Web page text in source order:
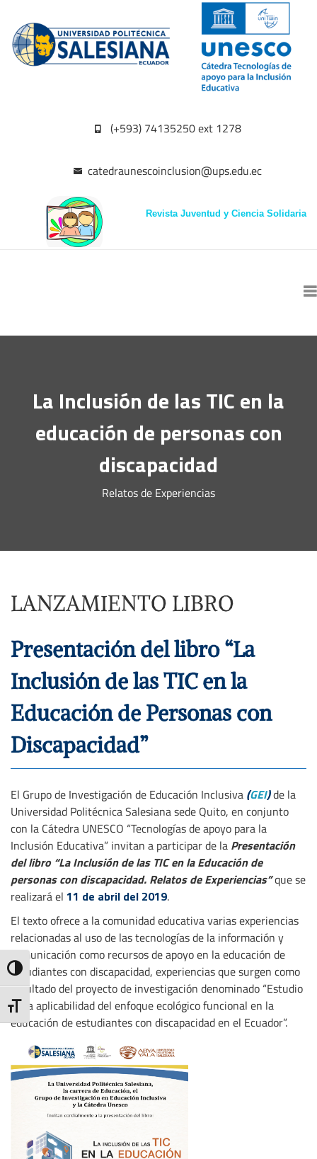
Toggle High Contrast
Toggle Font size
(+593) 74135250 ext 1278
catedraunescoinclusion@ups.edu.ec
Revista Juventud y Ciencia Solidaria
La Inclusión de las TIC en la
educación de personas con
discapacidad
Relatos de Experiencias
LANZAMIENTO LIBRO
Presentación del libro “La
Inclusión de las TIC en la
Educación de Personas con
Discapacidad”
El Grupo de Investigación de Educación Inclusiva (GEI)de la
Universidad Politécnica Salesiana sede Quito, en conjunto
con la Cátedra UNESCO “Tecnologías de apoyo para la
Inclusión Educativa” invitan a participar de la Presentación
del libro “La Inclusión de las TIC en la Educación de
personas con discapacidad. Relatos de Experiencias”que se
realizará el 11 de abril del 2019.
El texto ofrece a la comunidad educativa varias experiencias
relacionadas al uso de las tecnologías de la información y
comunicación como recursos de apoyo en la educación de
estudiantes con discapacidad, experiencias que surgen como
resultado del proyecto de investigación denominado “Estudio
de la aplicabilidad del enfoque ecológico funcional en la
educación de estudiantes con discapacidad en el Ecuador”.